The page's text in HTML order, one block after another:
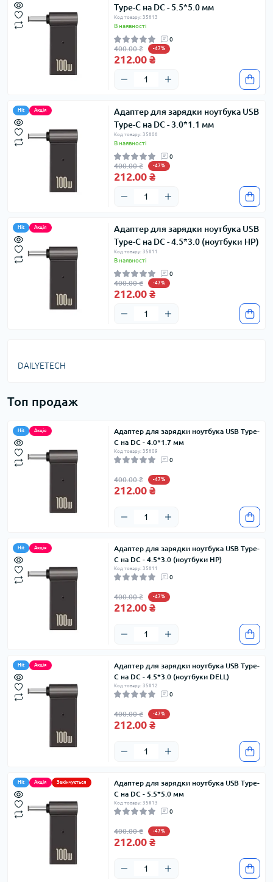
Type-C на DC - 5.5*5.0 мм
Код товару: 35813
В наявності
0
400.00 ₴ -47%
212.00 ₴
Hit Акція
Адаптер для зарядки ноутбука USB
Type-C на DC - 3.0*1.1 мм
Код товару: 35808
В наявності
0
400.00 ₴ -47%
212.00 ₴
Hit Акція
Адаптер для зарядки ноутбука USB
Type-C на DC - 4.5*3.0 (ноутбуки HP)
Код товару: 35811
В наявності
0
400.00 ₴ -47%
212.00 ₴
DAILYETECH
Топ продаж
Hit Акція
Адаптер для зарядки ноутбука USB Type-
C на DC - 4.0*1.7 мм
Код товару: 35809
0
400.00 ₴ -47%
212.00 ₴
Hit Акція
Адаптер для зарядки ноутбука USB Type-
C на DC - 4.5*3.0 (ноутбуки HP)
Код товару: 35811
0
400.00 ₴ -47%
212.00 ₴
Hit Акція
Адаптер для зарядки ноутбука USB Type-
C на DC - 4.5*3.0 (ноутбуки DELL)
Код товару: 35812
0
400.00 ₴ -47%
212.00 ₴
Hit Акція Закінчується
Адаптер для зарядки ноутбука USB Type-
C на DC - 5.5*5.0 мм
Код товару: 35813
0
400.00 ₴ -47%
212.00 ₴